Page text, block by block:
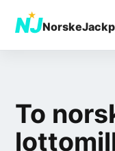
NJ
★
To